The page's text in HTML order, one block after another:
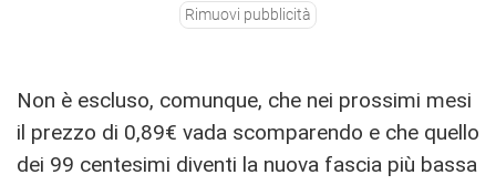
Rimuovi pubblicità
Non è escluso, comunque, che nei prossimi mesi
il prezzo di 0,89€ vada scomparendo e che quello
dei 99 centesimi diventi la nuova fascia più bassa